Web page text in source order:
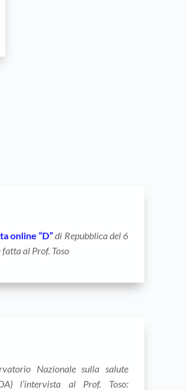
online “D”di Repubblica del 6
al Prof. Toso
Nazionale sulla salute
l’intervista al Prof. Toso: